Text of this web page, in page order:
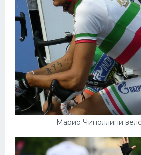
Марио Чиполлини